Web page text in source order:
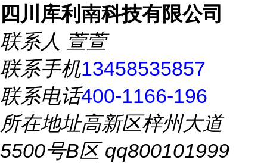
四川库利南科技有限公司
联系人 萱萱
联系手机13458535857
联系电话400-1166-196
所在地址高新区梓州大道
5500号B区 qq800101999